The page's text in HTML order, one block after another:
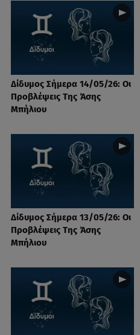
Δίδυμος Σήμερα 14/05/26: Οι
Προβλέψεις Της Άσης
Μπήλιου
Δίδυμος Σήμερα 13/05/26: Οι
Προβλέψεις Της Άσης
Μπήλιου